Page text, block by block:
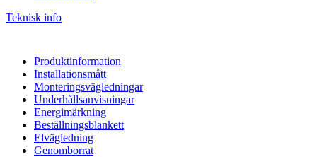
Teknisk info
Produktinformation
Installationsmått
Monteringsvägledningar
Underhållsanvisningar
Energimärkning
Beställningsblankett
Elvägledning
Genomborrat